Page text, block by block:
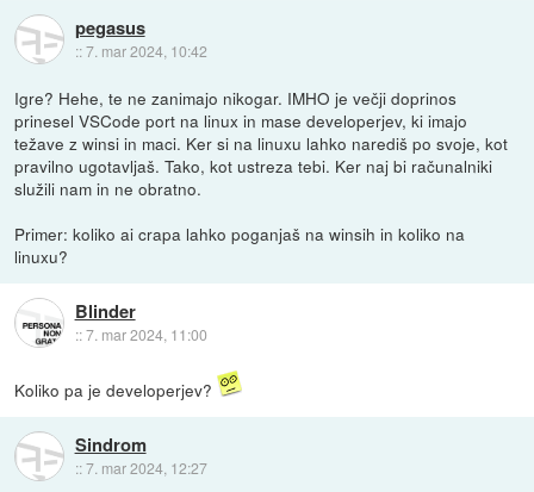
pegasus
::7. mar 2024, 10:42
Igre? Hehe, te ne zanimajo nikogar. IMHO je večji doprinos
prinesel VSCode port na linux in mase developerjev, ki imajo
težave z winsi in maci. Ker si na linuxu lahko narediš po svoje, kot
pravilno ugotavljaš. Tako, kot ustreza tebi. Ker naj bi računalniki
služili nam in ne obratno.
Primer: koliko ai crapa lahko poganjaš na winsih in koliko na
linuxu?
Blinder
::7. mar 2024, 11:00
Koliko pa je developerjev?
Sindrom
::7. mar 2024, 12:27